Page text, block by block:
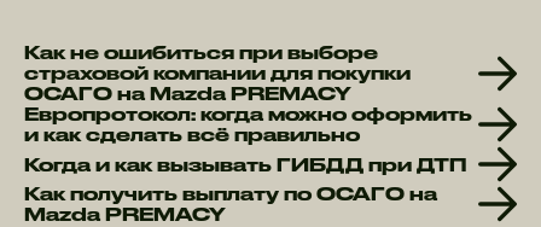
Как не ошибиться при выборе
страховой компании для покупки
ОСАГО на Mazda PREMACY
Европротокол: когда можно оформить
и как сделать всё правильно
Когда и как вызывать ГИБДД при ДТП
Как получить выплату по ОСАГО на
Mazda PREMACY